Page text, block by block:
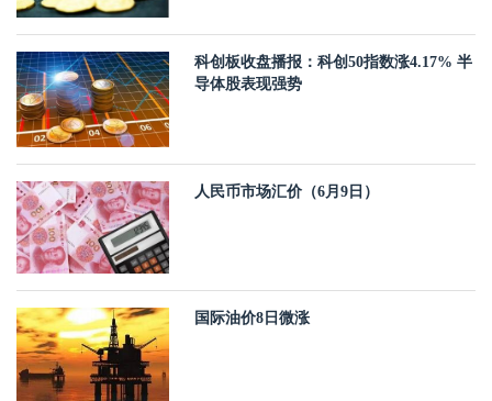
科创板收盘播报：科创50指数涨4.17% 半
导体股表现强势
人民币市场汇价（6月9日）
国际油价8日微涨